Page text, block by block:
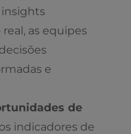
insights
as equipes
e
de
indicadores de